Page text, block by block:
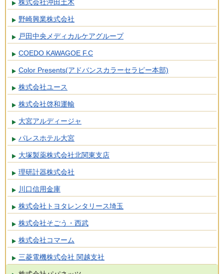
株式会社沖田土木
野崎興業株式会社
戸田中央メディカルケアグループ
COEDO KAWAGOE F.C
Color Presents(アドバンスカラーセラピー本部)
株式会社ユース
株式会社啓和運輸
大宮アルディージャ
パレスホテル大宮
大塚製薬株式会社北関東支店
理研計器株式会社
川口信用金庫
株式会社トヨタレンタリース埼玉
株式会社そごう・西武
株式会社コマーム
三菱電機株式会社 関越支社